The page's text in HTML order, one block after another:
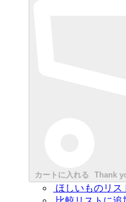
カートに入れる Thank
ほしいものリス